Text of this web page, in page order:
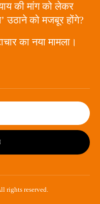
की मांग को लेकर
उठाने को मजबूर होंगे?
का नया मामला।
rights reserved.